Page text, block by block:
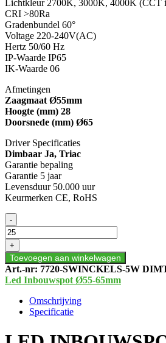
Lichtkleur 2700K, 3000K, 4000K (CCT
CRI >80Ra
Gradenbundel 60°
Voltage 220-240V(AC)
Hertz 50/60 Hz
IP-Waarde IP65
IK-Waarde 06
Afmetingen
Zaagmaat Ø55mm
Hoogte (mm) 28
Doorsnede (mm) Ø65
Driver Specificaties
Dimbaar Ja, Triac
Garantie bepaling
Garantie 5 jaar
Levensduur 50.000 uur
Keurmerken CE, RoHS
LED
INBOUWSPOT
|
POLLUX
|
SLIM-
FIT
|
-
+
Toevoegen aan winkelwagen
Art.-nr: 7720-SWINCKELS-5W
Led Inbouwspot Ø55-65mm
Omschrijving
Specificatie